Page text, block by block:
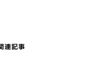
連記事